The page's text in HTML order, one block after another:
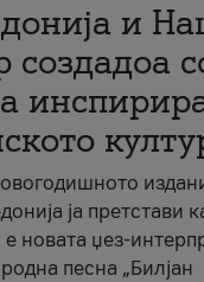
и
создадоа
ја претстави
новата џез-
песна „Билјан